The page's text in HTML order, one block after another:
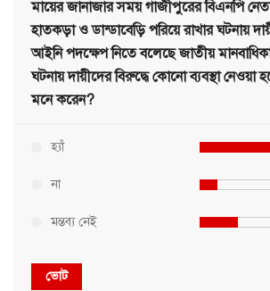
মায়ের জানাজার সময় গাজীপুরের বিএনপি
হাতকড়া ও ডান্ডাবেড়ি পরিয়ে রাখার ঘটনায়
আইনি পদক্ষেপ নিতে বলেছে জাতীয়
ঘটনায় দায়ীদের বিরুদ্ধে কোনো ব্যবস্থা নেওয়া
মনে করেন?
হ্যাঁ
না
মন্তব্য নেই
ভোট